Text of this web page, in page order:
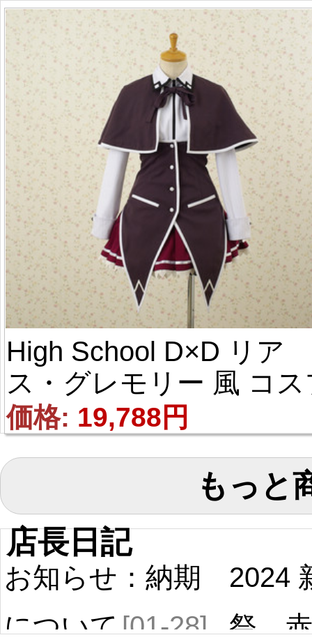
High School D×D リア
ス・グレモリー 風 コス
レ衣装
価格: 19,788円
もっと
店長日記
お知らせ：納期
について[01-28]
2024
祭 赤